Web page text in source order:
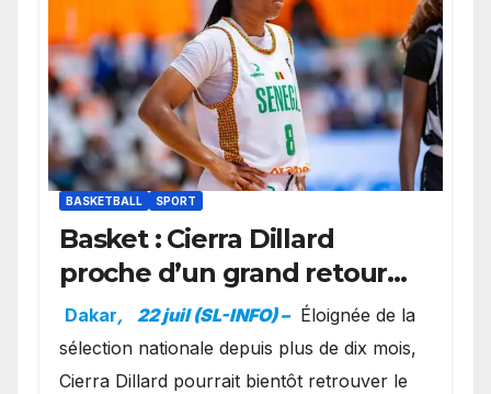
BASKETBALL SPORT
Basket : Cierra Dillard
proche d’un grand retour
avec les Lionnes ?
Dakar, 22 juil (SL-INFO) – Éloignée de la
sélection nationale depuis plus de dix mois,
Cierra Dillard pourrait bientôt retrouver le